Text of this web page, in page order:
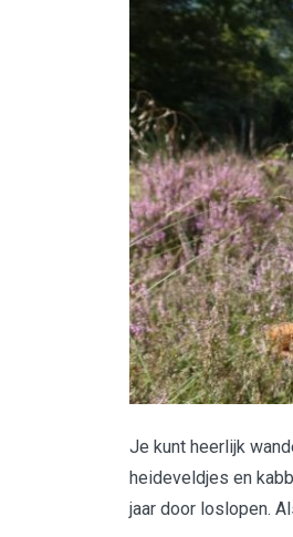
Je kunt heerlijk
heideveldjes en
jaar door loslopen.